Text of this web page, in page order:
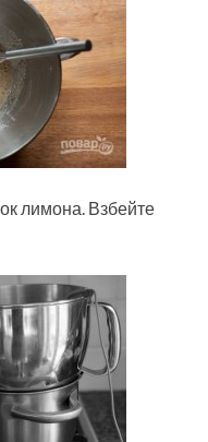
лимона. Взбейте